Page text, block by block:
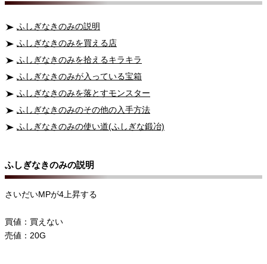
ふしぎなきのみの説明
ふしぎなきのみを買える店
ふしぎなきのみを拾えるキラキラ
ふしぎなきのみが入っている宝箱
ふしぎなきのみを落とすモンスター
ふしぎなきのみのその他の入手方法
ふしぎなきのみの使い道(ふしぎな鍛冶)
ふしぎなきのみの説明
さいだいMPが4上昇する
買値：買えない
売値：20G